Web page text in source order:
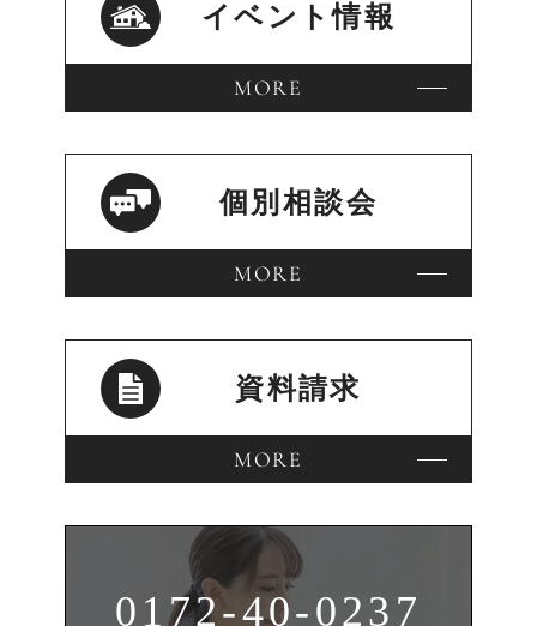
イベント情報
MORE
個別相談会
MORE
資料請求
MORE
0172-40-0237